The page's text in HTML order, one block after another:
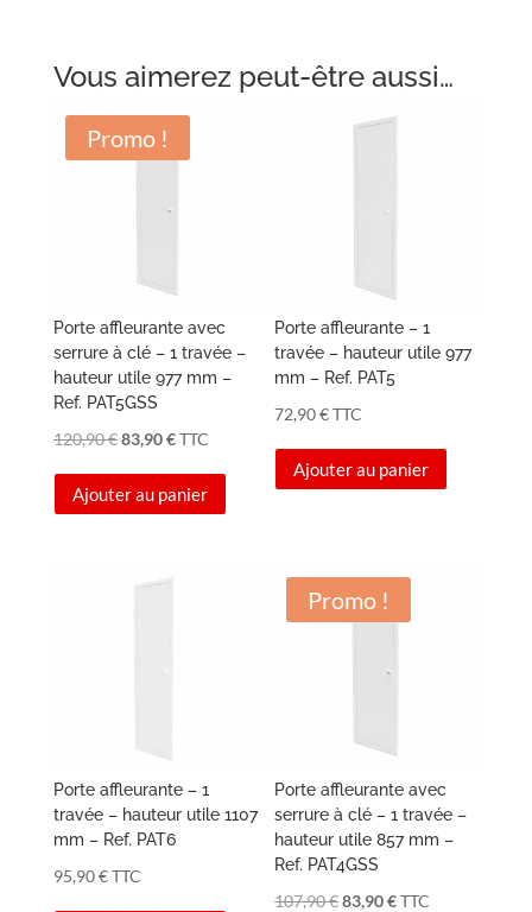
Vous aimerez peut-être aussi…
Promo !
Porte affleurante avec
serrure à clé – 1 travée –
hauteur utile 977 mm –
Ref. PAT5GSS
120,90€Le
prix
initial
83,90€Le
prix
actuel
TTC
Ajouter au panier
Porte affleurante – 1
travée – hauteur utile 977
mm – Ref. PAT5
72,90€TTC
Ajouter au panier
Porte affleurante – 1
travée – hauteur utile 1107
mm – Ref. PAT6
95,90€TTC
Promo !
Porte affleurante avec
serrure à clé – 1 travée –
hauteur utile 857 mm –
Ref. PAT4GSS
107,90€Le
83,90€Le
TTC